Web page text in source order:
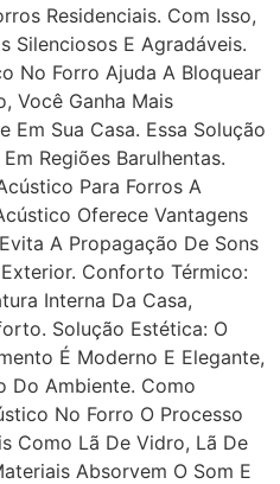
Residenciais. Com Isso,
Silenciosos E Agradáveis.
No Forro Ajuda A Bloquear
Você Ganha Mais
Em Sua Casa. Essa Solução
Regiões Barulhentas.
Para Forros A
Oferece Vantagens
A Propagação De Sons
Conforto Térmico:
Interna Da Casa,
Solução Estética: O
É Moderno E Elegante,
Do Ambiente. Como
No Forro O Processo
Como Lã De Vidro, Lã De
Absorvem O Som E